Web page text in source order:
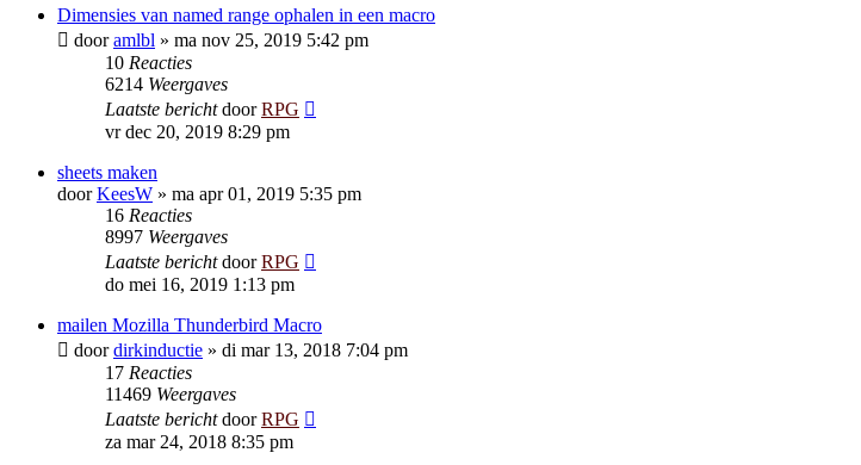
Dimensies van named range ophalen in een macro
dooramlbl » ma nov 25, 2019 5:42 pm
10 Reacties
6214 Weergaves
Laatste berichtdoorRPG
vr dec 20, 2019 8:29 pm
sheets maken
doorKeesW » ma apr 01, 2019 5:35 pm
16 Reacties
8997 Weergaves
Laatste berichtdoorRPG
do mei 16, 2019 1:13 pm
mailen Mozilla Thunderbird Macro
doordirkinductie » di mar 13, 2018 7:04 pm
17 Reacties
11469 Weergaves
Laatste berichtdoorRPG
za mar 24, 2018 8:35 pm